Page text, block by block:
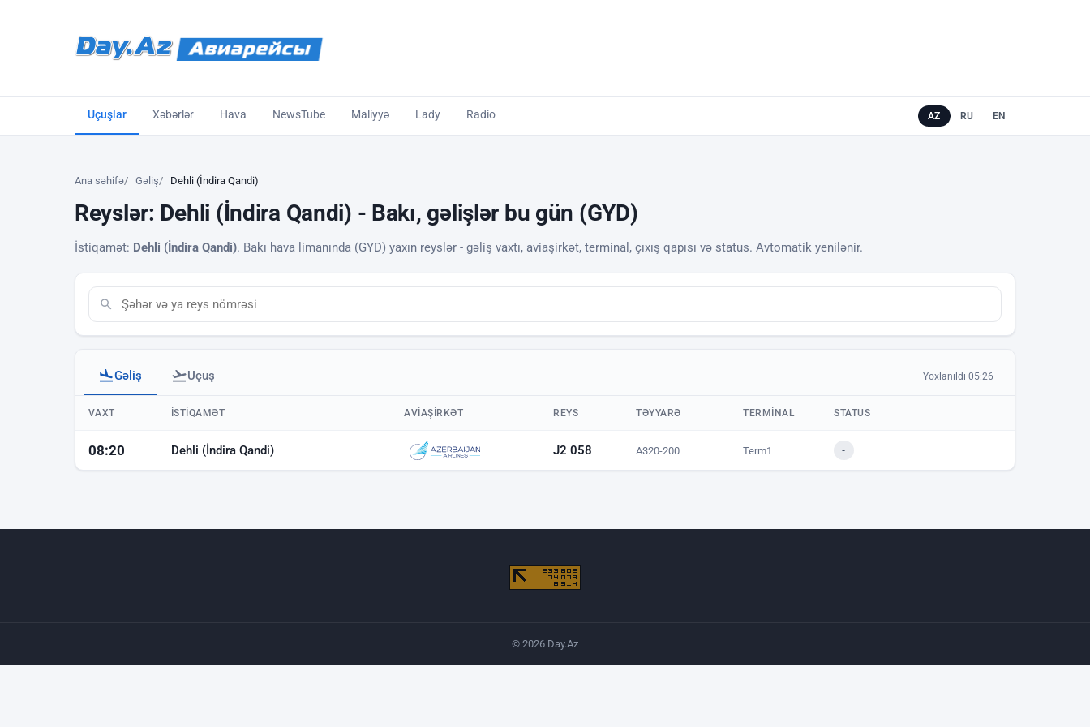
Uçuşlar Xəbərlər Hava NewsTube Maliyyə Lady Radio AZ RU EN
Ana səhifə Gəliş Dehli (İndira Qandi)
Reyslər: Dehli (İndira Qandi) - Bakı, gəlişlər bu gün (GYD)
İstiqamət: Dehli (İndira Qandi). Bakı hava limanında (GYD) yaxın reyslər - gəliş vaxtı, aviaşirkət, terminal, çıxış qapısı və status. Avtomatik yenilənir.
Gəliş Uçuş Yoxlanıldı 05:26
Bakı hava limanı - gəlişlər
VAXT İSTIQAMƏT AVIAŞIRKƏT REYS TƏYYARƏ TERMINAL STATUS
08:20 Dehli (İndira Qandi) J2 058 A320-200 Term1 -
© 2026 Day.Az